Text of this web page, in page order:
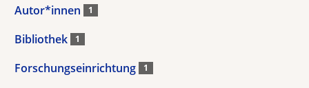
Autor*innen 1
Bibliothek 1
Forschungseinrichtung 1